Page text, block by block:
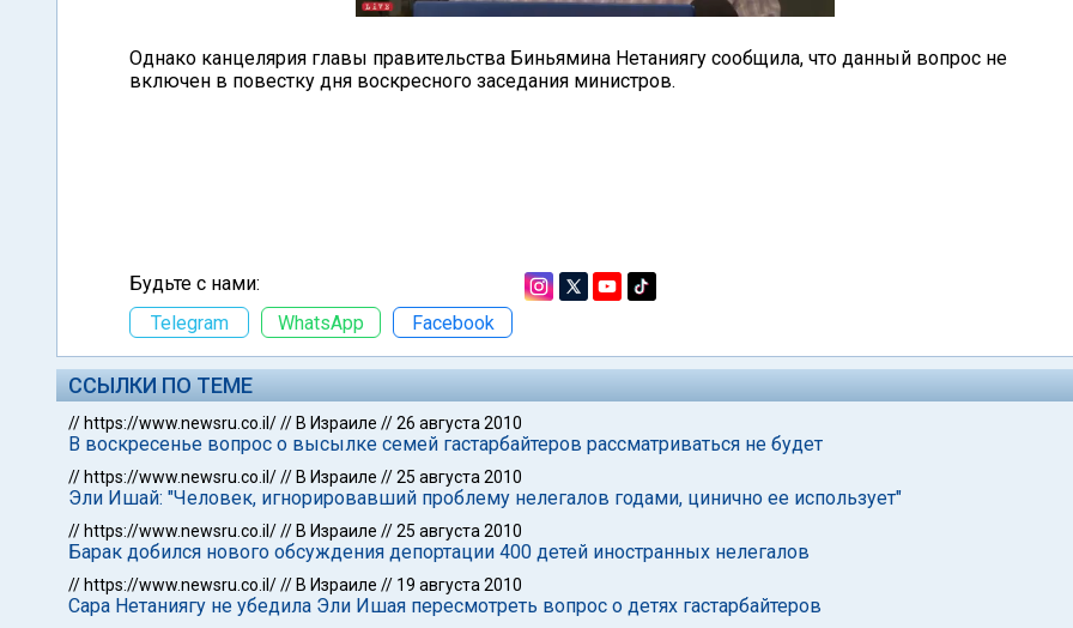
Однако канцелярия главы правительства Биньямина Нетаниягу сообщила, что данный вопрос не
включен в повестку дня воскресного заседания министров.
Будьте с нами:
Telegram
WhatsApp Facebook
ССЫЛКИ ПО ТЕМЕ
// https://www.newsru.co.il/// В Израиле //26 августа 2010
В воскресенье вопрос о высылке семей гастарбайтеров рассматриваться не будет
// https://www.newsru.co.il/// В Израиле //25 августа 2010
Эли Ишай: "Человек, игнорировавший проблему нелегалов годами, цинично ее использует"
// https://www.newsru.co.il/// В Израиле //25 августа 2010
Барак добился нового обсуждения депортации 400 детей иностранных нелегалов
// https://www.newsru.co.il/// В Израиле // 19 августа 2010
Сара Нетаниягу не убедила Эли Ишая пересмотреть вопрос о детях гастарбайтеров